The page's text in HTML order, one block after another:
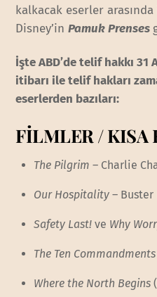
kalkacak eserler
Disney’inPamuk Prenses
İşte ABD’de telif hakkı 31
itibarı ile telif hakları
eserlerden bazıları:
FİLMLER / KISA
The Pilgrim – Charlie
Our Hospitality – Buster
Safety Last! ve Why
The Ten Commandments
Where the North Begins